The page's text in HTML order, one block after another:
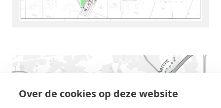
Over de cookies op deze website
AWV
map
displaying